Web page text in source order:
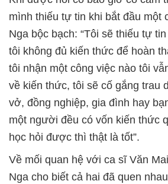
mình thiếu tự tin khi bắt đầu một
Nga bộc bạch: “Tôi sẽ thiếu tự
tôi không đủ kiến thức để hoàn
tôi nhận một công việc nào tôi
về kiến thức, tôi sẽ cố gắng trau
vở, đồng nghiệp, gia đình hay
một người đều có vốn kiến thức
học hỏi được thì thật là tốt”.
Về mối quan hệ với ca sĩ Văn
Nga cho biết cả hai đã quen